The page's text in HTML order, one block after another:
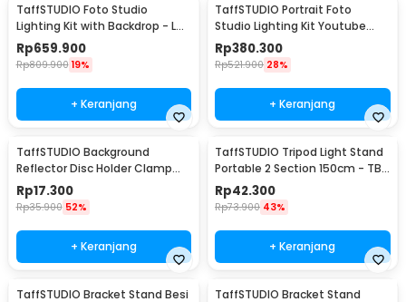
TaffSTUDIO Foto Studio
Lighting Kit with Backdrop - LD-
TZ11A
Rp659.900
Rp809.900 19%
+ Keranjang
TaffSTUDIO Portrait Foto
Studio Lighting Kit Youtube
Vlog - LD-TZ07A
Rp380.300
Rp521.900 28%
+ Keranjang
TaffSTUDIO Background
Reflector Disc Holder Clamp
Klip Reflektor - QM3622
Rp17.300
Rp35.900 52%
+ Keranjang
TaffSTUDIO Tripod Light Stand
Portable 2 Section 150cm - TB-
037
Rp42.300
Rp73.900 43%
+ Keranjang
TaffSTUDIO Bracket Stand Besi TaffSTUDIO Bracket Stand